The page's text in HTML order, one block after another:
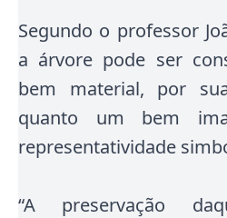
Segundo o professor
a árvore pode ser
bem material, por
quanto um bem
representatividade
“A preservação